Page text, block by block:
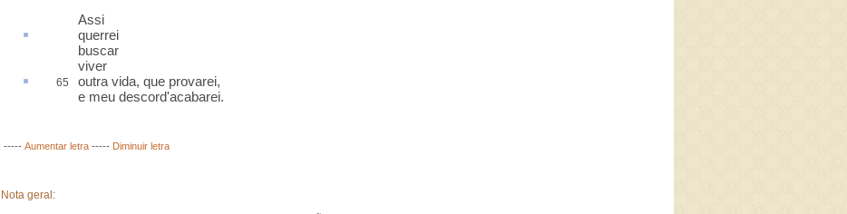
Assi
querrei
buscar
viver
65 outra vida, que provarei,
e meu descord'acabarei.
----- Aumentar letra ----- Diminuir letra
Nota geral: